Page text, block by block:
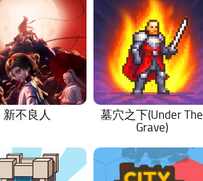
新不良人
墓穴之下(Under The
Grave)